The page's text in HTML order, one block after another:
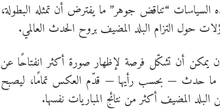
السياسات “تناقض جوهر” ما يفترض أن تمثله البطولة،
حول التزام البلد المضيف بروح الحدث العالمي.
يمكن أن تشكّل فرصة لإظهار صورة أكثر انفتاحًا عن
أن ما حدث — بحسب رأيها — قدّم العكس تمامًا، ليصبح
المضيف أكثر من نتائج المباريات نفسها.